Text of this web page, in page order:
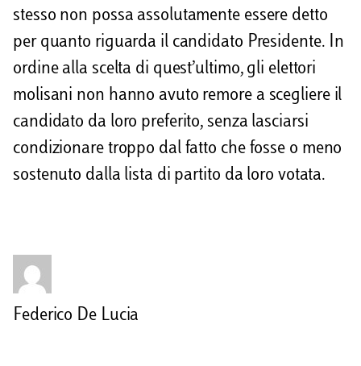
stesso non possa assolutamente essere detto
per quanto riguarda il candidato Presidente. In
ordine alla scelta di quest’ultimo, gli elettori
molisani non hanno avuto remore a scegliere il
candidato da loro preferito, senza lasciarsi
condizionare troppo dal fatto che fosse o meno
sostenuto dalla lista di partito da loro votata.
Federico De Lucia